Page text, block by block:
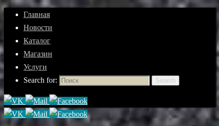
Главная
Новости
Каталог
Магазин
Услуги
Search for:
Search